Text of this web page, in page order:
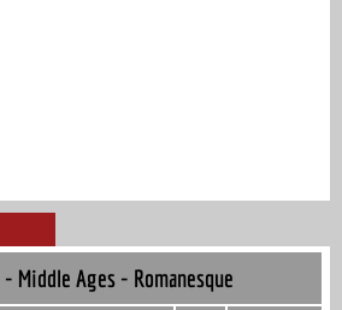
Middle Ages - Romanesque